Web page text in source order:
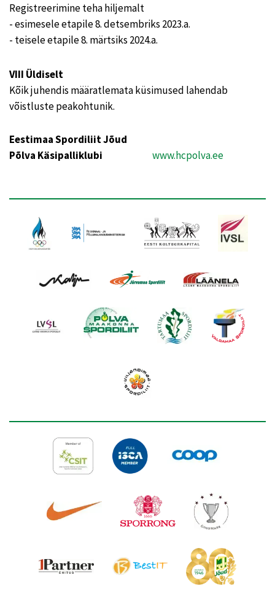
Registreerimine teha hiljemalt
- esimesele etapile 8. detsembriks 2023.a.
- teisele etapile 8. märtsiks 2024.a.
VIII Üldiselt
Kõik juhendis määratlemata küsimused lahendab
võistluste peakohtunik.
Eestimaa Spordiliit Jõud
Põlva Käsipalliklubi www.hcpolva.ee